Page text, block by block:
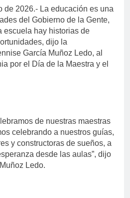
de 2026.- La educación es una
del Gobierno de la Gente,
escuela hay historias de
dijo la
García Muñoz Ledo, al
por el Día de la Maestra y el
de nuestras maestras
celebrando a nuestros guías,
y constructoras de sueños, a
desde las aulas”, dijo
Ledo.